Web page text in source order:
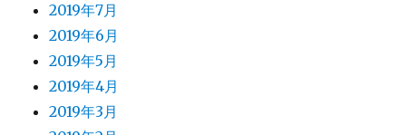
2019年7月
2019年6月
2019年5月
2019年4月
2019年3月